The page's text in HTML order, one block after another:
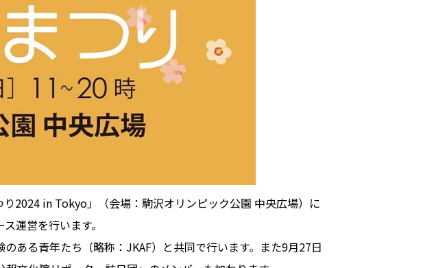
2024 in Tokyo」（会場：駒沢オリンピック公園 中央広場）に
運営を行います。
ある青年たち（略称：JKAF）と共同で行います。また9月27日